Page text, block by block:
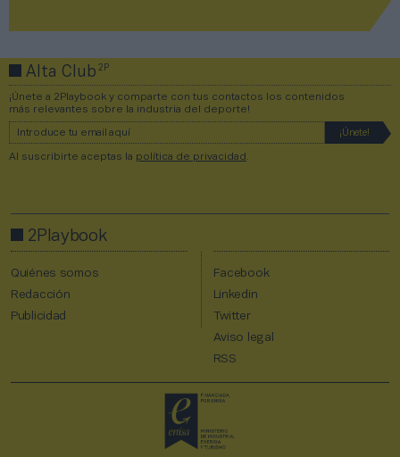
Alta Club2P
¡Únete a 2Playbook y comparte con tus contactos los contenidos
más relevantes sobre la industria del deporte!
Al suscribirte aceptas la política de privacidad
2Playbook
Quiénes somos
Redacción
Publicidad
Facebook
Linkedin
Twitter
Aviso legal
RSS